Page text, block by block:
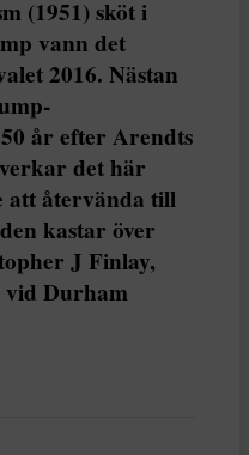
(1951) sköt i
vann det
2016. Nästan
år efter Arendts
det här
att återvända till
kastar över
J Finlay,
vid Durham